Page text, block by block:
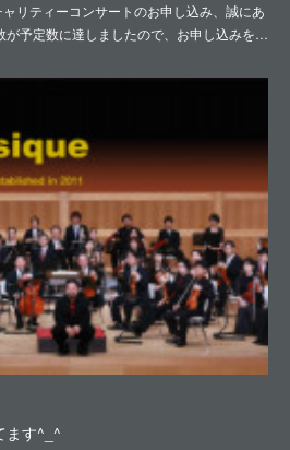
リティーコンサートのお申し込み、誠にあ
が予定数に達しましたので、お申し込みを…
ます^_^